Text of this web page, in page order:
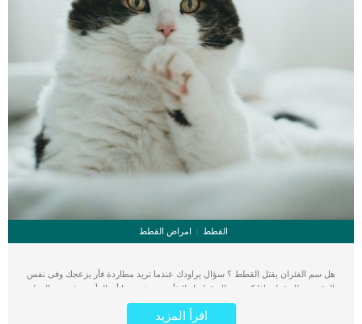
القطط امراض القطط
هل سم الفئران يقتل القطط ؟ سؤال يراودك عندما تريد مطاردة فأر يزعجك وفى نفس
الوقت تمتلك قطة. اذا كنت تمتلك قطة او لا فأنت تعرف جيدا أن الفأر هو فريسة القطة
ومن السهل التقاطه ومعرفة رائحته. لو كانت قطتك مسنة او تعانى من أمراض المفاصل
ومشاكل العظام او اى إصابة تمنعه من الجري وملاحقة الفرائس, فانك ستلجأ لسم
اقرأ المزيد